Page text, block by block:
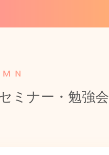
ミナー・勉強会